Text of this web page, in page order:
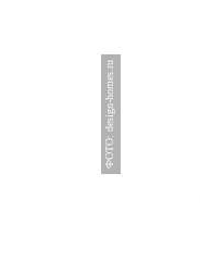
ФОТО: design-homes.ru